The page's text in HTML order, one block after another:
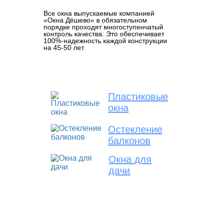
Все окна выпускаемые компанией
«Окна Дёшево» в обязательном
порядке проходят многоступенчатый
контроль качества. Это обеспечивает
100%-надежность каждой конструкции
на 45-50 лет.
Пластиковые
окна
Остекление
балконов
Окна для
дачи